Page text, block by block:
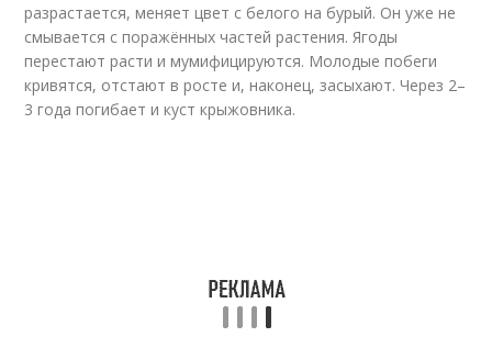
разрастается, меняет цвет с белого на бурый. Он уже не
смывается с поражённых частей растения. Ягоды
перестают расти и мумифицируются. Молодые побеги
кривятся, отстают в росте и, наконец, засыхают. Через 2–
3 года погибает и куст крыжовника.